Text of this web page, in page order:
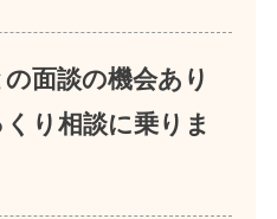
面談の機会あり
くり相談に乗りま